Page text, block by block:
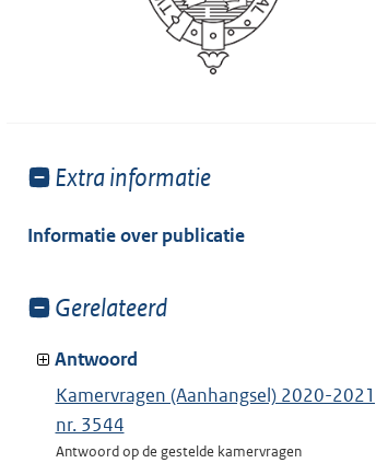
Toon
van:
Extra informatie
Informatie over publicatie
Toon
van:
Gerelateerd
Antwoord
Kamervragen (Aanhangsel) 2020-
nr. 3544
Antwoord op de gestelde kamervragen